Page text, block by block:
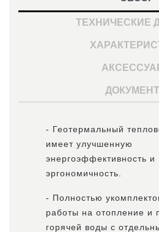
ТЕХНИЧЕСКИЕ
- Геотермальный
имеет улучшенную
энергоэффективность и
эргономичность.
- Полностью
работы на отопление и
горячей воды с